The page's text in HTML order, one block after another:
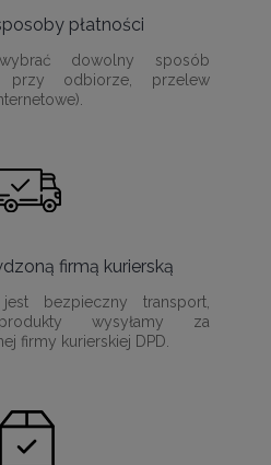
płatności
dowolny sposób
przy odbiorze, przelew
firmą kurierską
bezpieczny transport,
wysyłamy za
firmy kurierskiej DPD.